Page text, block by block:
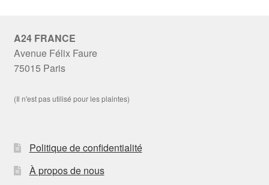
A24 FRANCE
Avenue Félix Faure
75015 Paris
(Il n'est pas utilisé pour les plaintes)
Politique de confidentialité
À propos de nous